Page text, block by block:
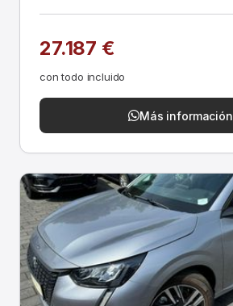
27.187 €
con todo incluido
Más información